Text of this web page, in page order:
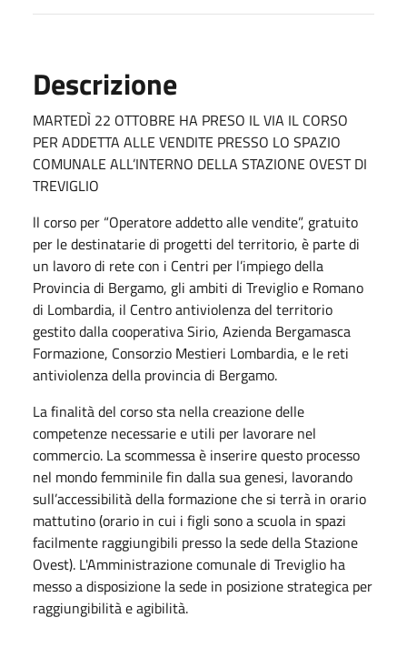
Descrizione
MARTEDÌ 22 OTTOBRE HA PRESO IL VIA IL CORSO
PER ADDETTA ALLE VENDITE PRESSO LO SPAZIO
COMUNALE ALL’INTERNO DELLA STAZIONE OVEST DI
TREVIGLIO
ll corso per “Operatore addetto alle vendite”, gratuito
per le destinatarie di progetti del territorio, è parte di
un lavoro di rete con i Centri per l’impiego della
Provincia di Bergamo, gli ambiti di Treviglio e Romano
di Lombardia, il Centro antiviolenza del territorio
gestito dalla cooperativa Sirio, Azienda Bergamasca
Formazione, Consorzio Mestieri Lombardia, e le reti
antiviolenza della provincia di Bergamo.
La finalità del corso sta nella creazione delle
competenze necessarie e utili per lavorare nel
commercio. La scommessa è inserire questo processo
nel mondo femminile fin dalla sua genesi, lavorando
sull’accessibilità della formazione che si terrà in orario
mattutino (orario in cui i figli sono a scuola in spazi
facilmente raggiungibili presso la sede della Stazione
Ovest). L'Amministrazione comunale di Treviglio ha
messo a disposizione la sede in posizione strategica per
raggiungibilità e agibilità.